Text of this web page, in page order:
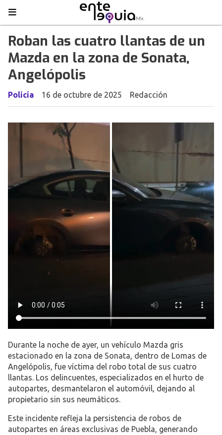
Roban las cuatro llantas de un
Mazda en la zona de Sonata,
Angelópolis
Policía 16 de octubre de 2025 Redacción
Durante la noche de ayer, un vehículo Mazda gris
estacionado en la zona de Sonata, dentro de Lomas de
Angelópolis, fue víctima del robo total de sus cuatro
llantas. Los delincuentes, especializados en el hurto de
autopartes, desmantelaron el automóvil, dejando al
propietario sin sus neumáticos.
Este incidente refleja la persistencia de robos de
autopartes en áreas exclusivas de Puebla, generando